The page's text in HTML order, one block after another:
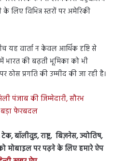
लिए विभिन्न स्तरों पर अमेरिकी
यह वार्ता न केवल आर्थिक दृष्टि से
भारत की बढ़ती भूमिका को भी
ठोस प्रगति की उम्मीद की जा रही है।
पंजाब की जिम्मेदारी, सौरभ
बड़ा फेरबदल
बॉलीवुड, राष्ट्र, बिज़नेस, ज्योतिष,
मोबाइल पर पढ़ने के लिए हमारे ऐप